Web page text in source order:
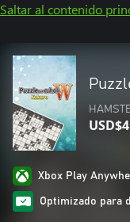
Saltar al contenido
Xbox Play
Optimizado para